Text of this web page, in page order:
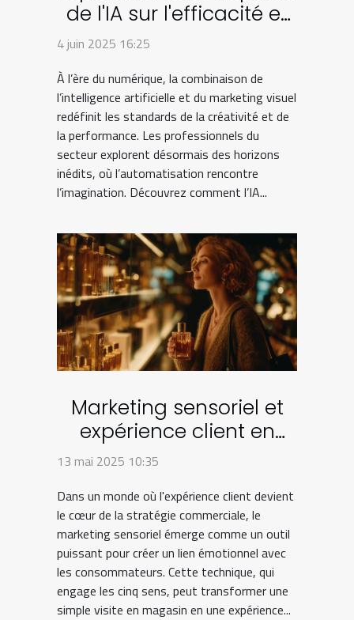
de l'IA sur l'efficacité et
la créativité dans le
4 juin 2025 16:25
À l’ère du numérique, la combinaison de
l’intelligence artificielle et du marketing visuel
redéfinit les standards de la créativité et de
la performance. Les professionnels du
secteur explorent désormais des horizons
inédits, où l’automatisation rencontre
l’imagination. Découvrez comment l’IA...
Marketing sensoriel et
expérience client en
boutique Comment
13 mai 2025 10:35
Dans un monde où l'expérience client devient
le cœur de la stratégie commerciale, le
marketing sensoriel émerge comme un outil
puissant pour créer un lien émotionnel avec
les consommateurs. Cette technique, qui
engage les cinq sens, peut transformer une
simple visite en magasin en une expérience...